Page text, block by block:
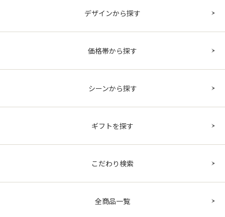
デザインから探す
価格帯から探す
シーンから探す
ギフトを探す
こだわり検索
全商品一覧